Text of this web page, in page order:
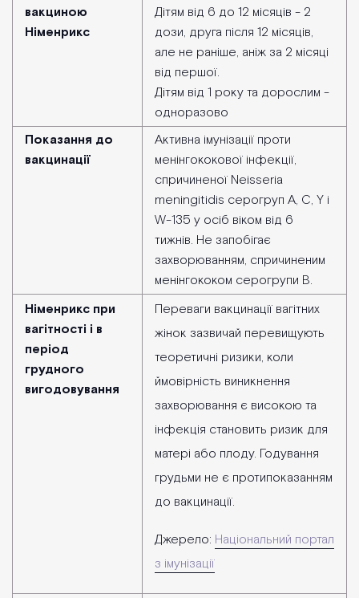
вакциною
Німенрикс
Дітям від 6 до 12 місяців - 2
дози, друга після 12 місяців,
але не раніше, аніж за 2 місяці
від першої.
Дітям від 1 року та дорослим -
одноразово
Показання до
вакцинації
Активна імунізації проти
менінгококової інфекції,
спричиненої Neisseria
meningitidіs серогруп A, C, Y і
W-135 у осіб віком від 6
тижнів. Не запобігає
захворюванням, спричиненим
менінгококом серогрупи В.
Німенрикс при
вагітності і в
період
грудного
вигодовування
Переваги вакцинації вагітних
жінок зазвичай перевищують
теоретичні ризики, коли
ймовірність виникнення
захворювання є високою та
інфекція становить ризик для
матері або плоду. Годування
грудьми не є протипоказанням
до вакцинації.
Джерело: Національний портал
з імунізації